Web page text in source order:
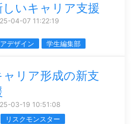
しいキャリア支援
04-07 11:22:19
デザイン 学生編集部
ャリア形成の新支
03-19 10:51:08
リスクモンスター